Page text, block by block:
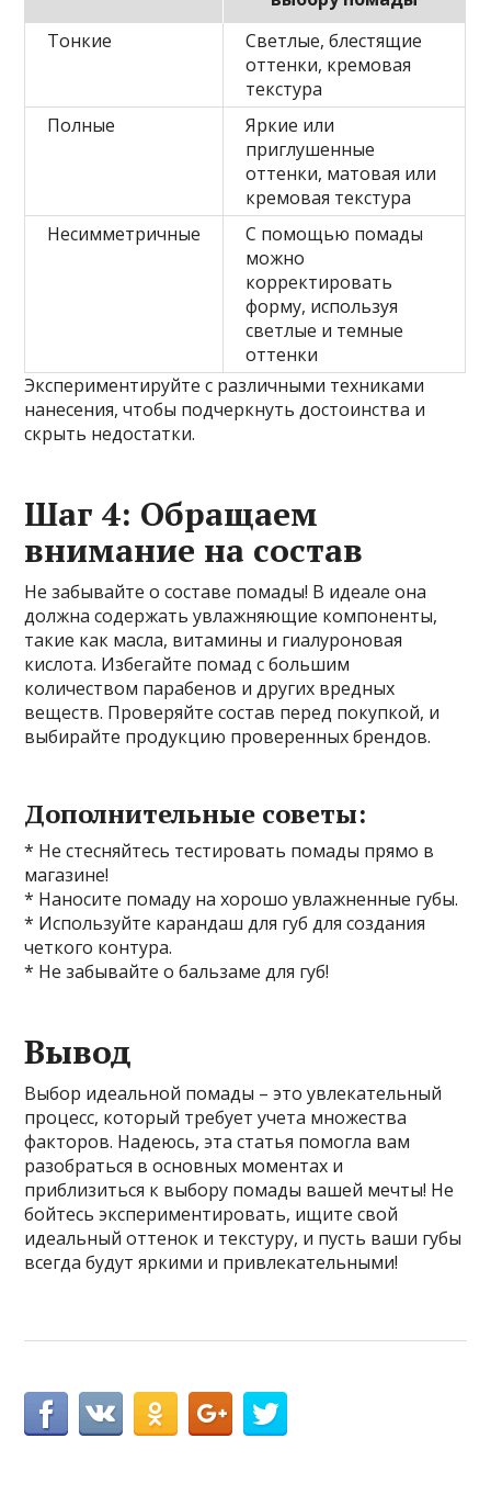
Тонкие
Светлые, блестящие
оттенки, кремовая
текстура
Полные
Яркие или
приглушенные
оттенки, матовая или
кремовая текстура
Несимметричные
С помощью помады
можно
корректировать
форму, используя
светлые и темные
оттенки
Экспериментируйте с различными техниками
нанесения, чтобы подчеркнуть достоинства и
скрыть недостатки.
Шаг 4: Обращаем
внимание на состав
Не забывайте о составе помады! В идеале она
должна содержать увлажняющие компоненты,
такие как масла, витамины и гиалуроновая
кислота. Избегайте помад с большим
количеством парабенов и других вредных
веществ. Проверяйте состав перед покупкой, и
выбирайте продукцию проверенных брендов.
Дополнительные советы:
* Не стесняйтесь тестировать помады прямо в
магазине!
* Наносите помаду на хорошо увлажненные губы.
* Используйте карандаш для губ для создания
четкого контура.
* Не забывайте о бальзаме для губ!
Вывод
Выбор идеальной помады – это увлекательный
процесс, который требует учета множества
факторов. Надеюсь, эта статья помогла вам
разобраться в основных моментах и
приблизиться к выбору помады вашей мечты! Не
бойтесь экспериментировать, ищите свой
идеальный оттенок и текстуру, и пусть ваши губы
всегда будут яркими и привлекательными!